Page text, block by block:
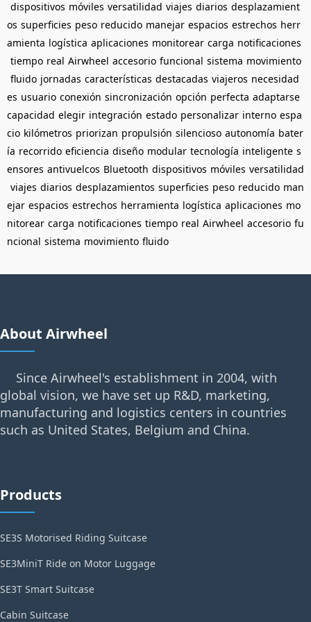
dispositivos móviles versatilidad viajes diarios desplazamient
os superficies peso reducido manejar espacios estrechos herr
amienta logística aplicaciones monitorear carga notificaciones
tiempo real Airwheel accesorio funcional sistema movimiento
fluido jornadas características destacadas viajeros necesidad
es usuario conexión sincronización opción perfecta adaptarse
capacidad elegir integración estado personalizar interno espa
cio kilómetros priorizan propulsión silencioso autonomía bater
ía recorrido eficiencia diseño modular tecnología inteligente s
ensores antivuelcos Bluetooth dispositivos móviles versatilidad
viajes diarios desplazamientos superficies peso reducido man
ejar espacios estrechos herramienta logística aplicaciones mo
nitorear carga notificaciones tiempo real Airwheel accesorio fu
ncional sistema movimiento fluido
About Airwheel
Since Airwheel's establishment in 2004, with
global vision, we have set up R&D, marketing,
manufacturing and logistics centers in countries
such as United States, Belgium and China.
Products
SE3S Motorised Riding Suitcase
SE3MiniT Ride on Motor Luggage
SE3T Smart Suitcase
Cabin Suitcase